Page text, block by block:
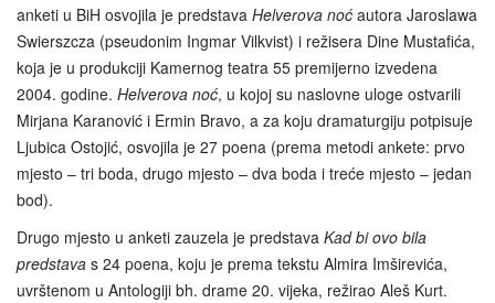
anketi u BiH osvojila je predstava Helverova noć autora Jaroslawa
Swierszcza (pseudonim Ingmar Vilkvist) i režisera Dine Mustafića,
koja je u produkciji Kamernog teatra 55 premijerno izvedena
2004. godine. Helverova noć, u kojoj su naslovne uloge ostvarili
Mirjana Karanović i Ermin Bravo, a za koju dramaturgiju potpisuje
Ljubica Ostojić, osvojila je 27 poena (prema metodi ankete: prvo
mjesto – tri boda, drugo mjesto – dva boda i treće mjesto – jedan
bod).
Drugo mjesto u anketi zauzela je predstava Kad bi ovo bila
predstava s 24 poena, koju je prema tekstu Almira Imširevića,
uvrštenom u Antologiji bh. drame 20. vijeka, režirao Aleš Kurt.